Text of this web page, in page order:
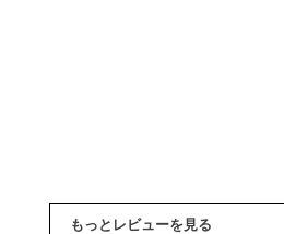
もっとレビューを見る